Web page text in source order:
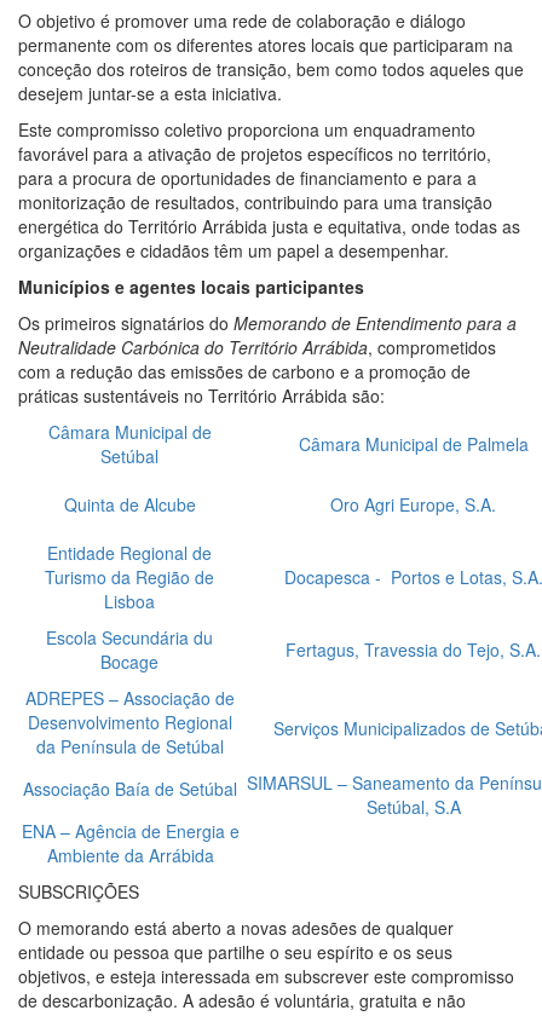
O objetivo é promover uma rede de colaboração e diálogo
permanente com os diferentes atores locais que participaram na
conceção dos roteiros de transição, bem como todos aqueles que
desejem juntar-se a esta iniciativa.
Este compromisso coletivo proporciona um enquadramento
favorável para a ativação de projetos específicos no território,
para a procura de oportunidades de financiamento e para a
monitorização de resultados, contribuindo para uma transição
energética do Território Arrábida justa e equitativa, onde todas as
organizações e cidadãos têm um papel a desempenhar.
Municípios e agentes locais participantes
Os primeiros signatários do Memorando de Entendimento para a
Neutralidade Carbónica do Território Arrábida, comprometidos
com a redução das emissões de carbono e a promoção de
práticas sustentáveis no Território Arrábida são:
Câmara Municipal de
Setúbal
Câmara Municipal de Palmela
Quinta de Alcube
Oro Agri Europe, S.A.
Entidade Regional de
Turismo da Região de
Lisboa
Docapesca - Portos e Lotas, S.A.
Escola Secundária du
Bocage
Fertagus, Travessia do Tejo, S.A.
ADREPES – Associação de
Desenvolvimento Regional
da Península de Setúbal
Serviços Municipalizados de
Associação Baía de Setúbal SIMARSUL – Saneamento da
Setúbal, S.A
ENA – Agência de Energia e
Ambiente da Arrábida
SUBSCRIÇÕES
O memorando está aberto a novas adesões de qualquer
entidade ou pessoa que partilhe o seu espírito e os seus
objetivos, e esteja interessada em subscrever este compromisso
de descarbonização. A adesão é voluntária, gratuita e não